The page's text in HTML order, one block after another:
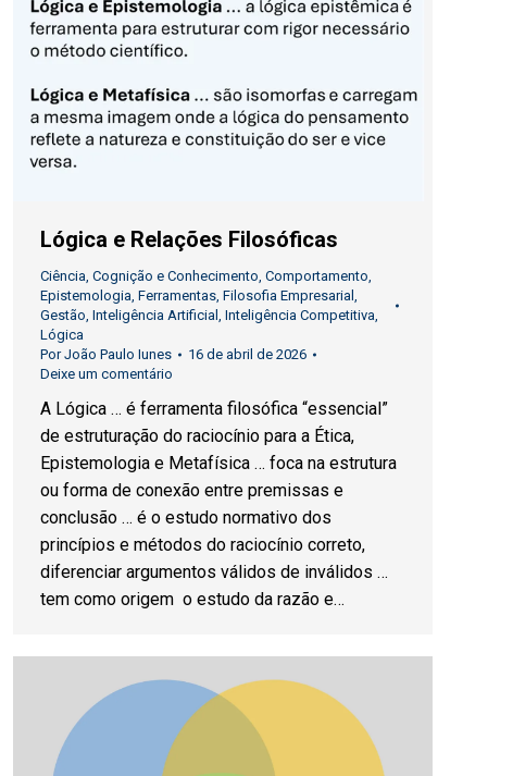
Lógica e Relações Filosóficas
Ciência, Cognição e Conhecimento, Comportamento,
Epistemologia, Ferramentas, Filosofia Empresarial ,
Gestão, Inteligência Artificial , Inteligência Competitiva,
Lógica
PorJoão Paulo Iunes
16 de abril de 2026
Deixe um comentário
A Lógica … é ferramenta filosófica “essencial”
de estruturação do raciocínio para a Ética,
Epistemologia e Metafísica … foca na estrutura
ou forma de conexão entre premissas e
conclusão … é o estudo normativo dos
princípios e métodos do raciocínio correto,
diferenciar argumentos válidos de inválidos …
tem como origem o estudo da razão e…